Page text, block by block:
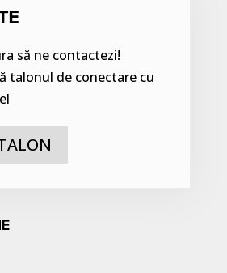
să ne contactezi!
talonul de conectare cu